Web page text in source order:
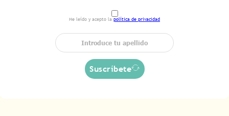
He leído y acepto la política de privacidad
Suscríbete